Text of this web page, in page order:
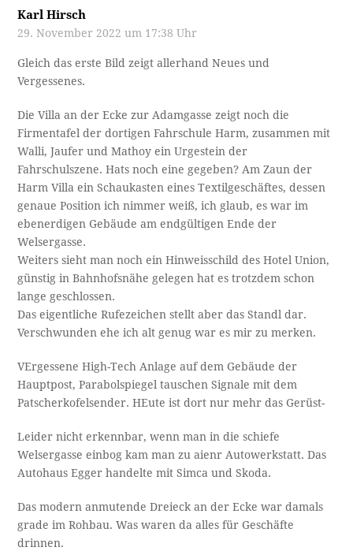
Karl Hirsch
29. November 2022 um 17:38 Uhr
Gleich das erste Bild zeigt allerhand Neues und
Vergessenes.
Die Villa an der Ecke zur Adamgasse zeigt noch die
Firmentafel der dortigen Fahrschule Harm, zusammen mit
Walli, Jaufer und Mathoy ein Urgestein der
Fahrschulszene. Hats noch eine gegeben? Am Zaun der
Harm Villa ein Schaukasten eines Textilgeschäftes, dessen
genaue Position ich nimmer weiß, ich glaub, es war im
ebenerdigen Gebäude am endgültigen Ende der
Welsergasse.
Weiters sieht man noch ein Hinweisschild des Hotel Union,
günstig in Bahnhofsnähe gelegen hat es trotzdem schon
lange geschlossen.
Das eigentliche Rufezeichen stellt aber das Standl dar.
Verschwunden ehe ich alt genug war es mir zu merken.
VErgessene High-Tech Anlage auf dem Gebäude der
Hauptpost, Parabolspiegel tauschen Signale mit dem
Patscherkofelsender. HEute ist dort nur mehr das Gerüst-
Leider nicht erkennbar, wenn man in die schiefe
Welsergasse einbog kam man zu aienr Autowerkstatt. Das
Autohaus Egger handelte mit Simca und Skoda.
Das modern anmutende Dreieck an der Ecke war damals
grade im Rohbau. Was waren da alles für Geschäfte
drinnen.